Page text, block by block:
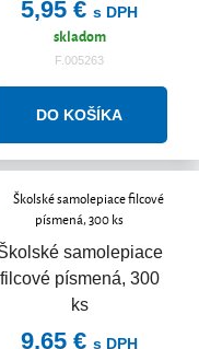
5,95 € s DPH
skladom
F.005263
samolepiace
filcové písmená, 300
ks
9,65 € s DPH